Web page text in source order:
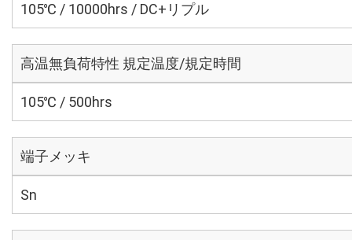
105℃ / 10000hrs / DC+リプル
高温無負荷特性 規定温度/規定時間
105℃ / 500hrs
端子メッキ
Sn